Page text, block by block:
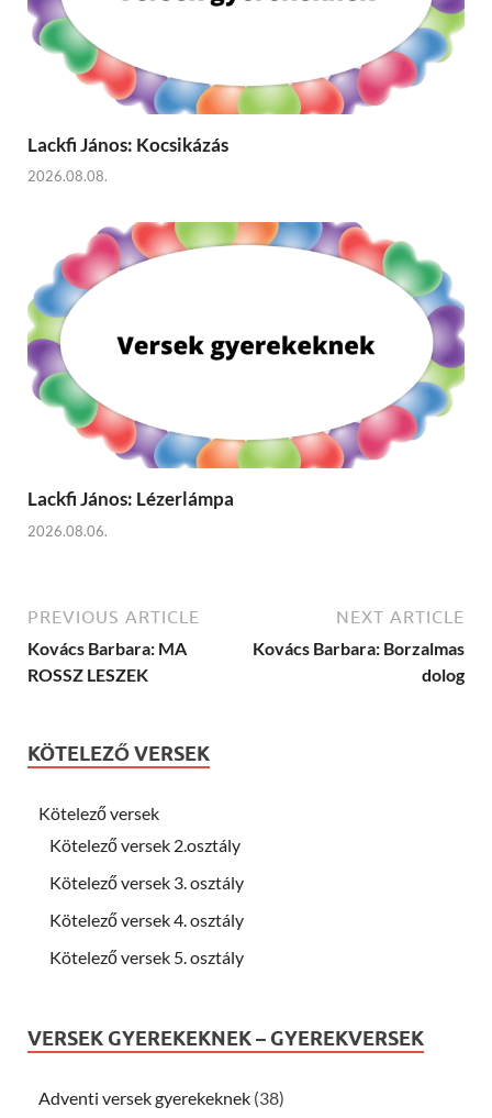
Lackfi János: Kocsikázás
2026.08.08.
Lackfi János: Lézerlámpa
2026.08.06.
PREVIOUS ARTICLE
Kovács Barbara: MA
ROSSZ LESZEK
NEXT ARTICLE
Kovács Barbara: Borzalmas
dolog
KÖTELEZŐ VERSEK
Kötelező versek
Kötelező versek 2.osztály
Kötelező versek 3. osztály
Kötelező versek 4. osztály
Kötelező versek 5. osztály
VERSEK GYEREKEKNEK – GYEREKVERSEK
Adventi versek gyerekeknek (38)